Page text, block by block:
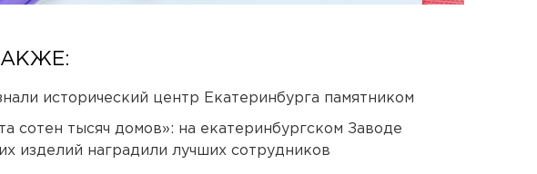
исторический центр Екатеринбурга памятником
сотен тысяч домов»: на екатеринбургском Заводе
изделий наградили лучших сотрудников